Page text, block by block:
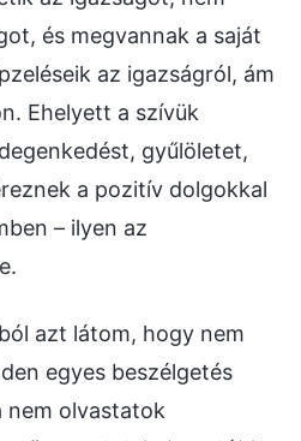
és megvannak a saját
az igazságról, ám
Ehelyett a szívük
gyűlöletet,
a pozitív dolgokkal
– ilyen az
azt látom, hogy nem
egyes beszélgetés
nem olvastatok